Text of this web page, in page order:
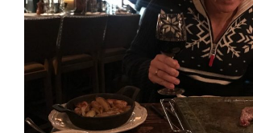
härteste
Wahrheit
über
besten